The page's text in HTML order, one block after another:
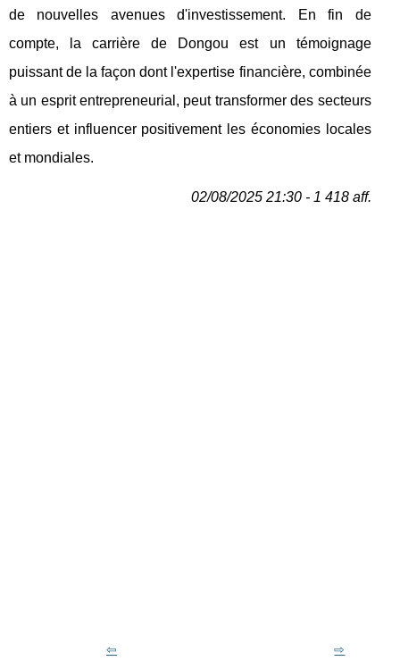
de nouvelles avenues d'investissement. En fin de
compte, la carrière de Dongou est un témoignage
puissant de la façon dont l'expertise financière, combinée
à un esprit entrepreneurial, peut transformer des secteurs
entiers et influencer positivement les économies locales
et mondiales.
02/08/2025 21:30 - 1 418 aff.